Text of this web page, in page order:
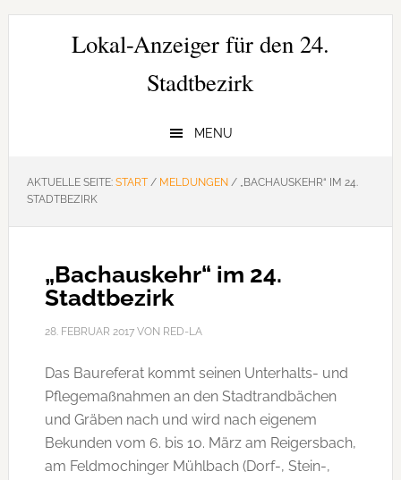
Zur
Hauptnavigation
Zum
Zur
SeitenspalteLokal-Anzeiger für den 24.
Stadtbezirk
MENU
AKTUELLE SEITE: START / MELDUNGEN /„BACHAUSKEHR“ IM 24.
STADTBEZIRK
„Bachauskehr“ im 24.
Stadtbezirk
28. FEBRUAR 2017VON RED-LA
Das Baureferat kommt seinen Unterhalts- und
Pflegemaßnahmen an den Stadtrandbächen
und Gräben nach und wird nach eigenem
Bekunden vom 6. bis 10. März am Reigersbach,
am Feldmochinger Mühlbach (Dorf-, Stein-,